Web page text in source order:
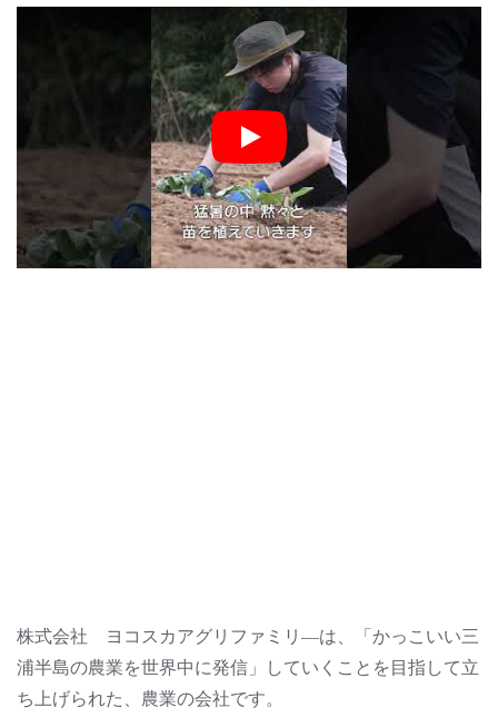
Play
株式会社 ヨコスカアグリファミリ―は、「かっこいい三
浦半島の農業を世界中に発信」していくことを目指して立
ち上げられた、農業の会社です。